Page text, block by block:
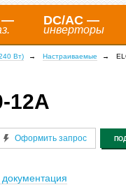
— DC/AC —
инверторы
Вт) Настраиваемые
12A
Оформить запрос